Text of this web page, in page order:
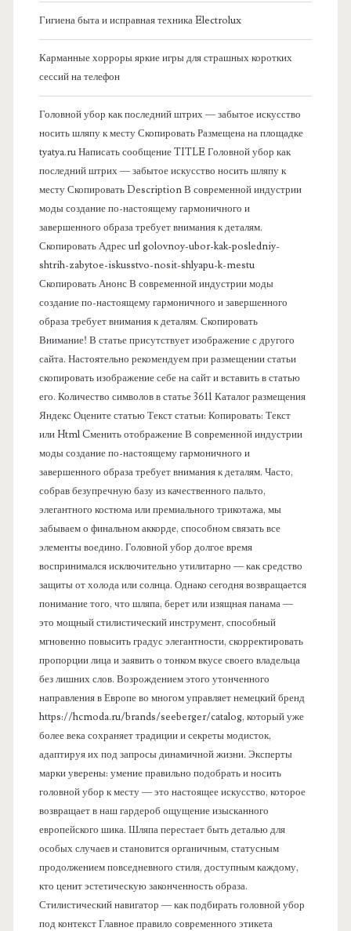
Гигиена быта и исправная техника Electrolux
Карманные хорроры яркие игры для страшных коротких
сессий на телефон
Головной убор как последний штрих — забытое искусство
носить шляпу к месту Скопировать Размещена на площадке
tyatya.ru Написать сообщение TITLE Головной убор как
последний штрих — забытое искусство носить шляпу к
месту Скопировать Description В современной индустрии
моды создание по-настоящему гармоничного и
завершенного образа требует внимания к деталям.
Скопировать Адрес url golovnoy-ubor-kak-posledniy-
shtrih-zabytoe-iskusstvo-nosit-shlyapu-k-mestu
Скопировать Анонс В современной индустрии моды
создание по-настоящему гармоничного и завершенного
образа требует внимания к деталям. Скопировать
Внимание! В статье присутствует изображение с другого
сайта. Настоятельно рекомендуем при размещении статьи
скопировать изображение себе на сайт и вставить в статью
его. Количество символов в статье 3611 Каталог размещения
Яндекс Оцените статью Текст статьи: Копировать: Текст
или Html Cменить отображение В современной индустрии
моды создание по-настоящему гармоничного и
завершенного образа требует внимания к деталям. Часто,
собрав безупречную базу из качественного пальто,
элегантного костюма или премиального трикотажа, мы
забываем о финальном аккорде, способном связать все
элементы воедино. Головной убор долгое время
воспринимался исключительно утилитарно — как средство
защиты от холода или солнца. Однако сегодня возвращается
понимание того, что шляпа, берет или изящная панама —
это мощный стилистический инструмент, способный
мгновенно повысить градус элегантности, скорректировать
пропорции лица и заявить о тонком вкусе своего владельца
без лишних слов. Возрождением этого утонченного
направления в Европе во многом управляет немецкий бренд
https://hcmoda.ru/brands/seeberger/catalog, который уже
более века сохраняет традиции и секреты модисток,
адаптируя их под запросы динамичной жизни. Эксперты
марки уверены: умение правильно подобрать и носить
головной убор к месту — это настоящее искусство, которое
возвращает в наш гардероб ощущение изысканного
европейского шика. Шляпа перестает быть деталью для
особых случаев и становится органичным, статусным
продолжением повседневного стиля, доступным каждому,
кто ценит эстетическую законченность образа.
Стилистический навигатор — как подбирать головной убор
под контекст Главное правило современного этикета